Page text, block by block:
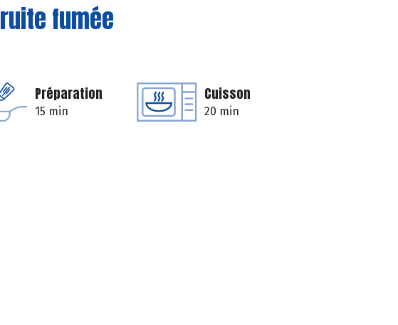
fumée
Préparation
15 min
Cuisson
20 min